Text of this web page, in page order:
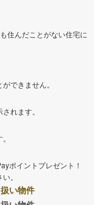
住んだことがない住宅に
できません。
れます。
ポイントプレゼント！
。
い物件